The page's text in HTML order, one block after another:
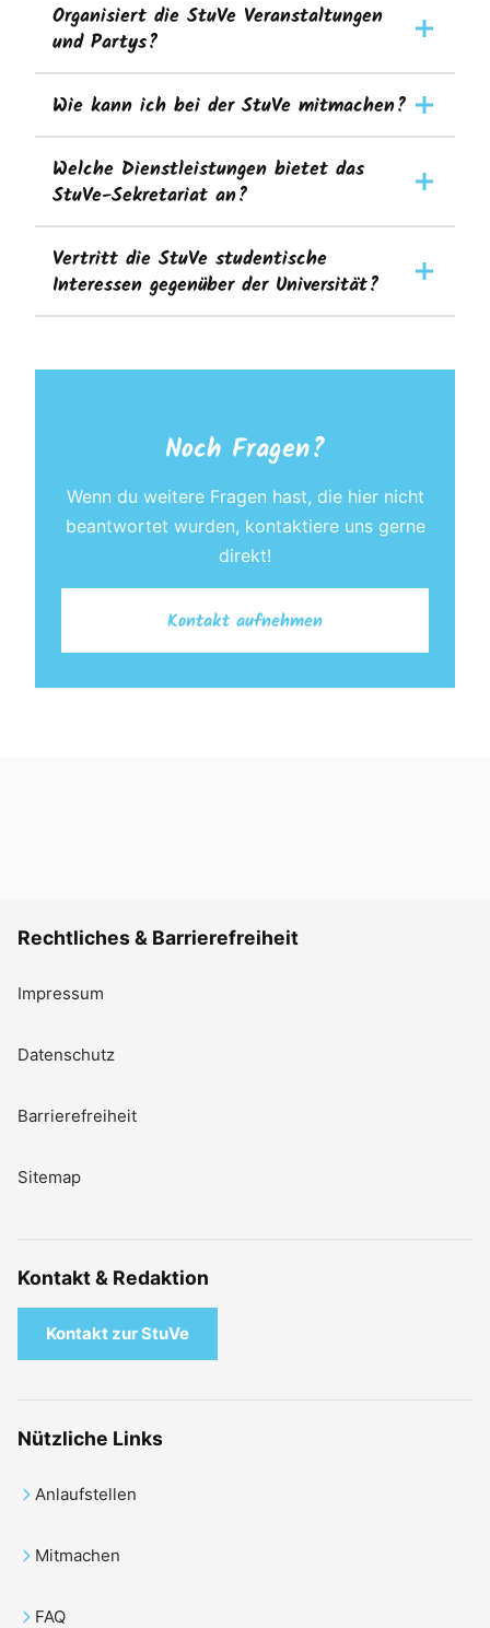
Organisiert die StuVe Veranstaltungen
und Partys?
Wie kann ich bei der StuVe mitmachen?
Welche Dienstleistungen bietet das
StuVe-Sekretariat an?
Vertritt die StuVe studentische
Interessen gegenüber der Universität?
Noch Fragen?
Wenn du weitere Fragen hast, die hier nicht
beantwortet wurden, kontaktiere uns gerne
direkt!
Kontakt aufnehmen
Rechtliches & Barrierefreiheit
Impressum
Datenschutz
Barrierefreiheit
Sitemap
Kontakt & Redaktion
Kontakt zur StuVe
Nützliche Links
Anlaufstellen
Mitmachen
FAQ